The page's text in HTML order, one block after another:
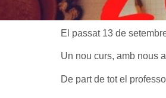
El passat 13 de
Un nou curs, amb nous
De part de tot el